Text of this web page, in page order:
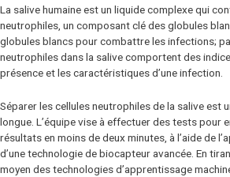
La salive humaine est un liquide complexe qui
neutrophiles, un composant clé des globules
globules blancs pour combattre les infections;
neutrophiles dans la salive comportent des
présence et les caractéristiques d’une infection.
Séparer les cellules neutrophiles de la salive est
longue. L’équipe vise à effectuer des tests pour
résultats en moins de deux minutes, à l’aide de
d’une technologie de biocapteur avancée. En
moyen des technologies d’apprentissage